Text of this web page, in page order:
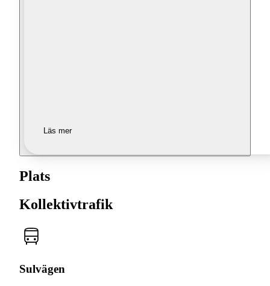
Läs mer
Plats
Kollektivtrafik
Sulvägen